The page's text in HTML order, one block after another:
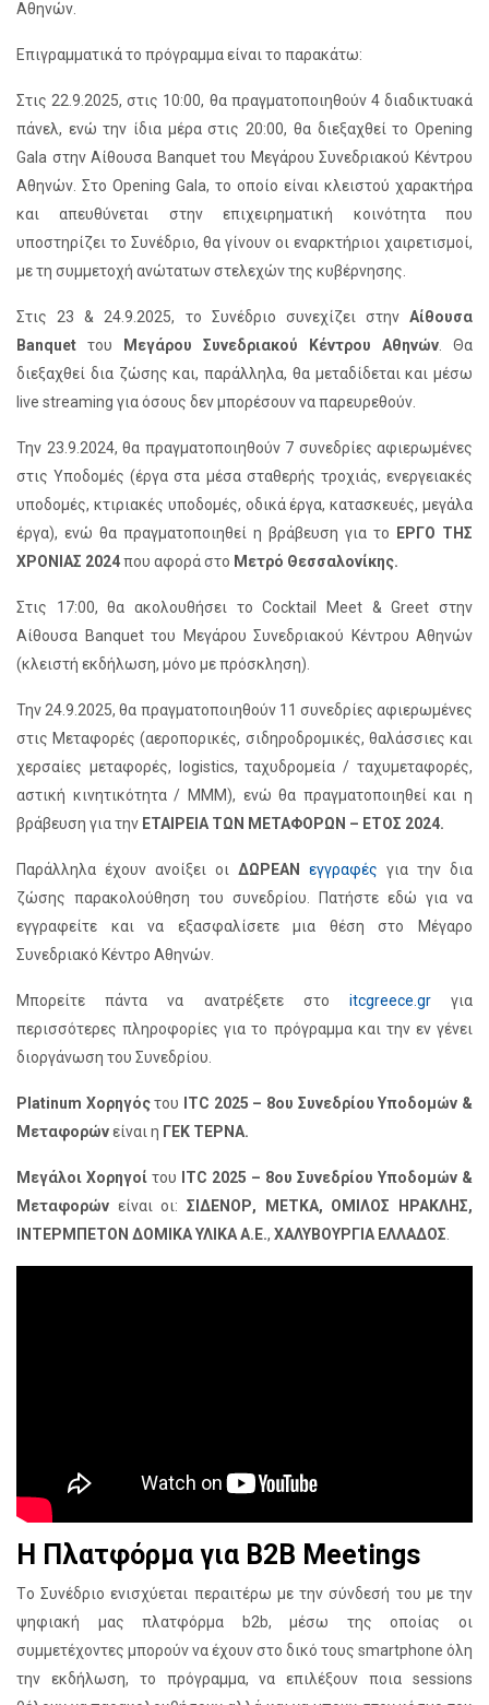
Αθηνών.
Επιγραμματικά το πρόγραμμα είναι το παρακάτω:
Στις 22.9.2025, στις 10:00, θα πραγματοποιηθούν 4 διαδικτυακά
πάνελ, ενώ την ίδια μέρα στις 20:00, θα διεξαχθεί το Opening
Gala στην Αίθουσα Banquet του Μεγάρου Συνεδριακού Κέντρου
Αθηνών. Στο Opening Gala, το οποίο είναι κλειστού χαρακτήρα
και απευθύνεται στην επιχειρηματική κοινότητα που
υποστηρίζει το Συνέδριο, θα γίνουν οι εναρκτήριοι χαιρετισμοί,
με τη συμμετοχή ανώτατων στελεχών της κυβέρνησης.
Στις 23 & 24.9.2025, το Συνέδριο συνεχίζει στην Αίθουσα
Banquet του Μεγάρου Συνεδριακού Κέντρου Αθηνών . Θα
διεξαχθεί δια ζώσης και, παράλληλα, θα μεταδίδεται και μέσω
live streaming για όσους δεν μπορέσουν να παρευρεθούν.
Την 23.9.2024, θα πραγματοποιηθούν 7 συνεδρίες αφιερωμένες
στις Υποδομές (έργα στα μέσα σταθερής τροχιάς, ενεργειακές
υποδομές, κτιριακές υποδομές, οδικά έργα, κατασκευές, μεγάλα
έργα), ενώ θα πραγματοποιηθεί η βράβευση για το
ΕΡΓΟ ΤΗΣ
ΧΡΟΝΙΑΣ 2024που αφορά στο Μετρό Θεσσαλονίκης.
Στις 17:00, θα ακολουθήσει το Cocktail Meet & Greet στην
Αίθουσα Banquet του Μεγάρου Συνεδριακού Κέντρου Αθηνών
(κλειστή εκδήλωση, μόνο με πρόσκληση).
Την 24.9.2025, θα πραγματοποιηθούν 11 συνεδρίες αφιερωμένες
στις Μεταφορές (αεροπορικές, σιδηροδρομικές, θαλάσσιες και
χερσαίες μεταφορές, logistics, ταχυδρομεία / ταχυμεταφορές,
αστική κινητικότητα / ΜΜΜ), ενώ θα πραγματοποιηθεί και η
βράβευση για την ΕΤΑΙΡΕΙΑ ΤΩΝ ΜΕΤΑΦΟΡΩΝ – ΕΤΟΣ 2024.
Παράλληλα έχουν ανοίξει οι ΔΩΡΕΑΝ εγγραφές για την δια
ζώσης παρακολούθηση του συνεδρίου. Πατήστε εδώ για να
εγγραφείτε και να εξασφαλίσετε μια θέση στο Μέγαρο
Συνεδριακό Κέντρο Αθηνών.
Μπορείτε πάντα να ανατρέξετε στο itcgreece.grγια
περισσότερες πληροφορίες για το πρόγραμμα και την εν γένει
διοργάνωση του Συνεδρίου.
Platinum Χορηγόςτου
ITC 2025 – 8ου Συνεδρίου Υποδομών &
Μεταφορώνείναι η ΓΕΚ ΤΕΡΝΑ.
Μεγάλοι Χορηγοί του
ITC 2025 – 8ου Συνεδρίου Υποδομών &
Μεταφορών είναι οι: ΣΙΔΕΝΟΡ, ΜΕΤΚΑ, ΟΜΙΛΟΣ ΗΡΑΚΛΗΣ,
ΙΝΤΕΡΜΠΕΤΟΝ ΔΟΜΙΚΑ ΥΛΙΚΑΑ.Ε., ΧΑΛΥΒΟΥΡΓΙΑ ΕΛΛΑΔΟΣ
Η Πλατφόρμα για B2B Meetings
Tο Συνέδριο ενισχύεται περαιτέρω με την σύνδεσή του με την
ψηφιακή μας πλατφόρμα b2b, μέσω της οποίας οι
συμμετέχοντες μπορούν να έχουν στο δικό τους smartphone όλη
την εκδήλωση, το πρόγραμμα, να επιλέξουν ποια sessions